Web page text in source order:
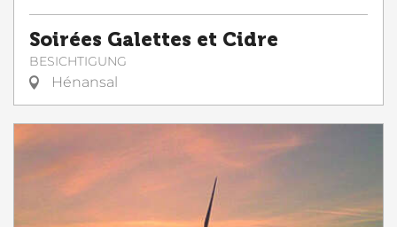
Soirées Galettes et Cidre
BESICHTIGUNG
Hénansal